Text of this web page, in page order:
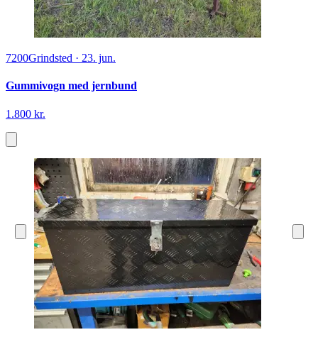
7200Grindsted · 23. jun.
Gummivogn med jernbund
1.800 kr.